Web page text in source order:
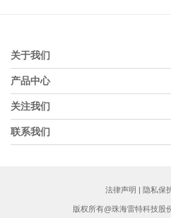
关于我们
产品中心
关注我们
联系我们
法律声明 | 隐私保
版权所有@珠海雷特科技股